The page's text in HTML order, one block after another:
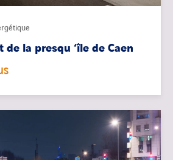
la presqu ‘île de Caen